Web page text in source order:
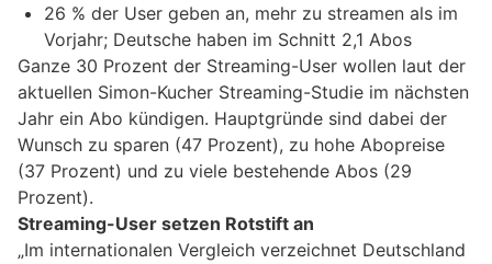
26 % der User geben an, mehr zu streamen als im
Vorjahr; Deutsche haben im Schnitt 2,1 Abos
Ganze 30 Prozent der Streaming-User wollen laut der
aktuellen Simon-Kucher Streaming-Studie im nächsten
Jahr ein Abo kündigen. Hauptgründe sind dabei der
Wunsch zu sparen (47 Prozent), zu hohe Abopreise
(37 Prozent) und zu viele bestehende Abos (29
Prozent).
Streaming-User setzen Rotstift an
„Im internationalen Vergleich verzeichnet Deutschland